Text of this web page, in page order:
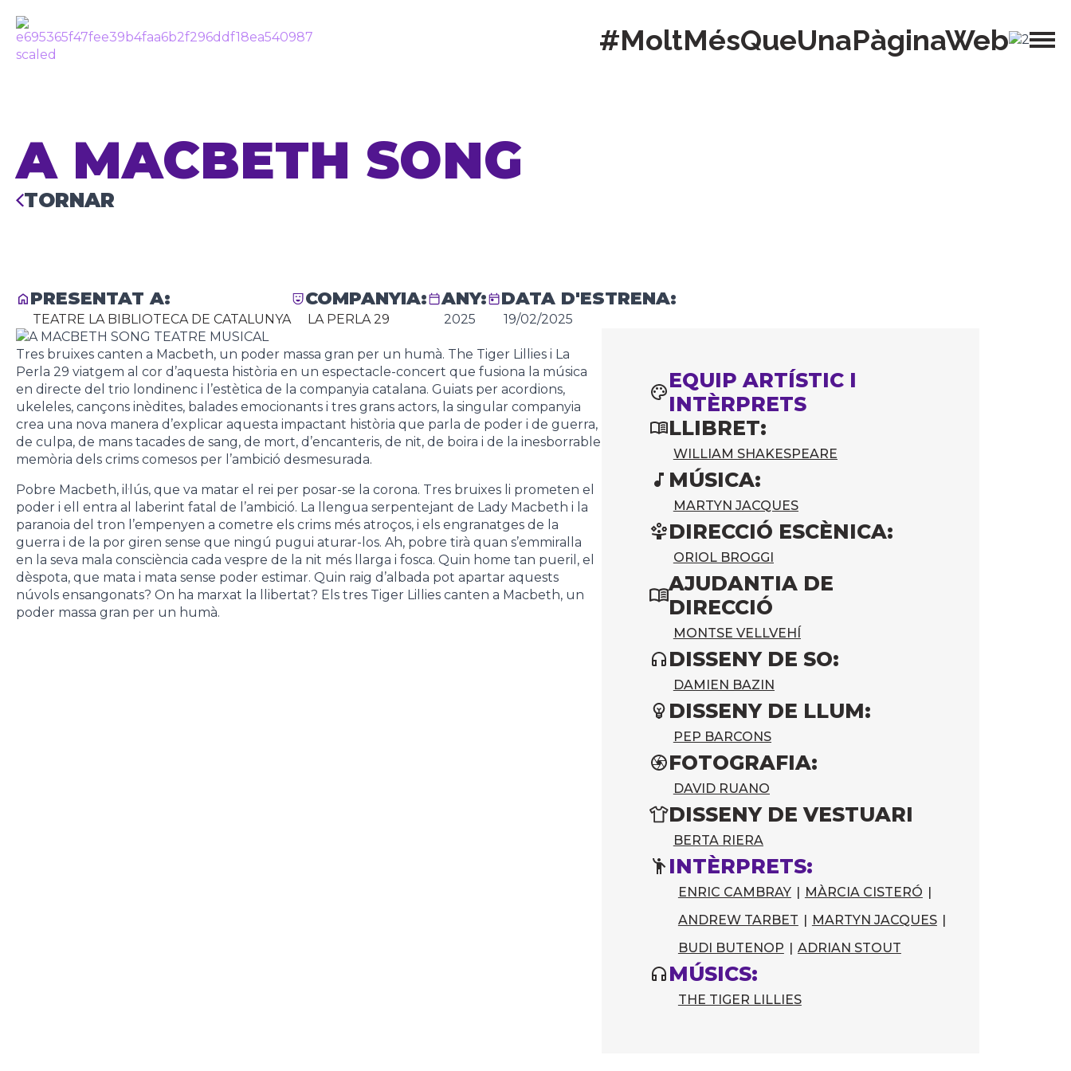
#MoltMésQueUnaPàginaWeb
A MACBETH SONG
TORNAR
PRESENTAT A:
TEATRE LA BIBLIOTECA DE CATALUNYA
COMPANYIA:
LA PERLA 29
ANY:
2025
DATA D'ESTRENA:
19/02/2025
Tres bruixes canten a Macbeth, un poder massa gran per un humà. The Tiger Lillies i La
Perla 29 viatgem al cor d’aquesta història en un espectacle-concert que fusiona la música
en directe del trio londinenc i l’estètica de la companyia catalana. Guiats per acordions,
ukeleles, cançons inèdites, balades emocionants i tres grans actors, la singular companyia
crea una nova manera d’explicar aquesta impactant història que parla de poder i de guerra,
de culpa, de mans tacades de sang, de mort, d’encanteris, de nit, de boira i de la inesborrable
memòria dels crims comesos per l’ambició desmesurada.
Pobre Macbeth, il·lús, que va matar el rei per posar-se la corona. Tres bruixes li prometen el
poder i ell entra al laberint fatal de l’ambició. La llengua serpentejant de Lady Macbeth i la
paranoia del tron l’empenyen a cometre els crims més atroços, i els engranatges de la
guerra i de la por giren sense que ningú pugui aturar-los. Ah, pobre tirà quan s’emmiralla
en la seva mala consciència cada vespre de la nit més llarga i fosca. Quin home tan pueril, el
dèspota, que mata i mata sense poder estimar. Quin raig d’albada pot apartar aquests
núvols ensangonats? On ha marxat la llibertat? Els tres Tiger Lillies canten a Macbeth, un
poder massa gran per un humà.
EQUIP ARTÍSTIC I
INTÈRPRETS
LLIBRET:
WILLIAM SHAKESPEARE
MÚSICA:
MARTYN JACQUES
DIRECCIÓ ESCÈNICA:
ORIOL BROGGI
AJUDANTIA DE
DIRECCIÓ
MONTSE VELLVEHÍ
DISSENY DE SO:
DAMIEN BAZIN
DISSENY DE LLUM:
PEP BARCONS
FOTOGRAFIA:
DAVID RUANO
DISSENY DE VESTUARI
BERTA RIERA
INTÈRPRETS:
ENRIC CAMBRAY | MÀRCIA CISTERÓ |
ANDREW TARBET | MARTYN JACQUES |
BUDI BUTENOP | ADRIAN STOUT
MÚSICS:
THE TIGER LILLIES